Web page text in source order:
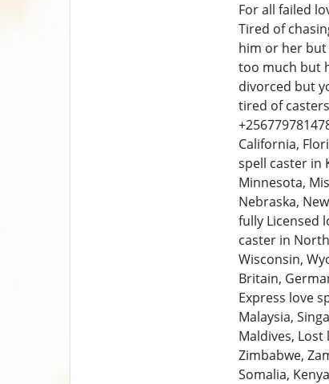
For all failed
Tired of
him or her but
too much but
divorced but
tired of
California,
spell caster in
Minnesota,
Nebraska,
fully Licensed
caster in
Wisconsin,
Britain,
Express love
Malaysia,
Maldives,
Zimbabwe,
Somalia,